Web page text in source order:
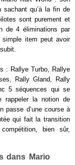
qu’à la fin de
sont purement et
de 4 éliminations par
item peut avoir
: Rallye Turbo, Rallye
Rally Gland, Rally
5 séquences qui se
rappeler la notion de
passe d’une course à
qui fait la transition
bien sûr,
dans Mario